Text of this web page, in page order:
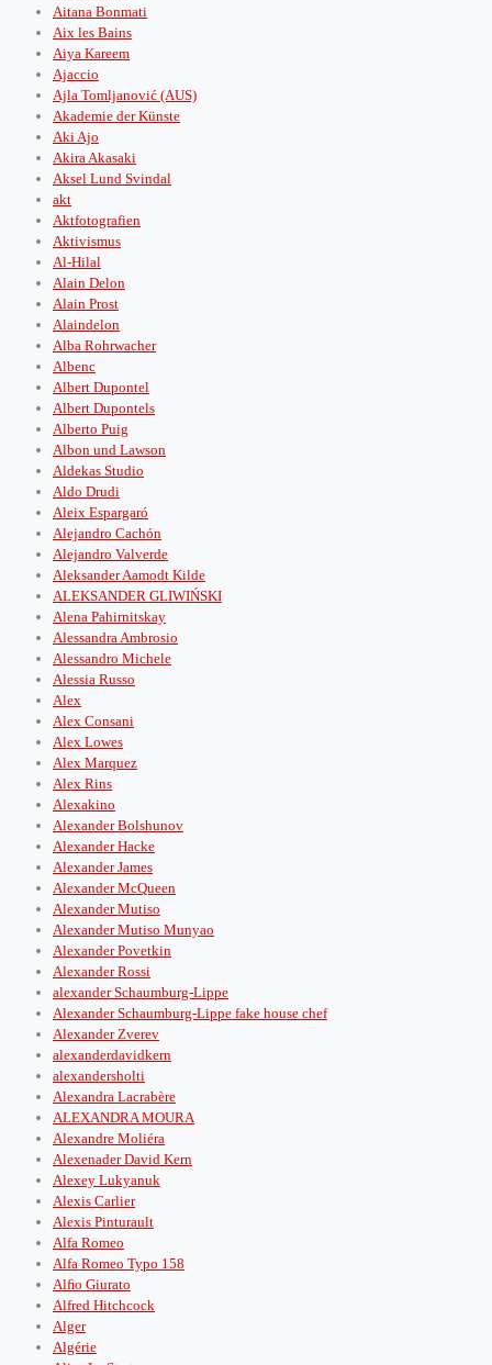
Aitana Bonmati
Aix les Bains
Aiya Kareem
Ajaccio
Ajla Tomljanović (AUS)
Akademie der Künste
Aki Ajo
Akira Akasaki
Aksel Lund Svindal
akt
Aktfotografien
Aktivismus
Al-Hilal
Alain Delon
Alain Prost
Alaindelon
Alba Rohrwacher
Albenc
Albert Dupontel
Albert Dupontels
Alberto Puig
Albon und Lawson
Aldekas Studio
Aldo Drudi
Aleix Espargaró
Alejandro Cachón
Alejandro Valverde
Aleksander Aamodt Kilde
ALEKSANDER GLIWIŃSKI
Alena Pahirnitskay
Alessandra Ambrosio
Alessandro Michele
Alessia Russo
Alex
Alex Consani
Alex Lowes
Alex Marquez
Alex Rins
Alexakino
Alexander Bolshunov
Alexander Hacke
Alexander James
Alexander McQueen
Alexander Mutiso
Alexander Mutiso Munyao
Alexander Povetkin
Alexander Rossi
alexander Schaumburg-Lippe
Alexander Schaumburg-Lippe fake house chef
Alexander Zverev
alexanderdavidkern
alexandersholti
Alexandra Lacrabère
ALEXANDRA MOURA
Alexandre Moliéra
Alexenader David Kern
Alexey Lukyanuk
Alexis Carlier
Alexis Pinturault
Alfa Romeo
Alfa Romeo Typo 158
Alﬁo Giurato
Alfred Hitchcock
Alger
Algérie